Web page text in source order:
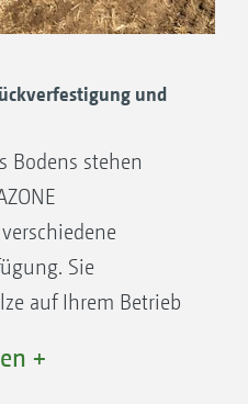
und
Bodens stehen
Sie
auf Ihrem Betrieb
+